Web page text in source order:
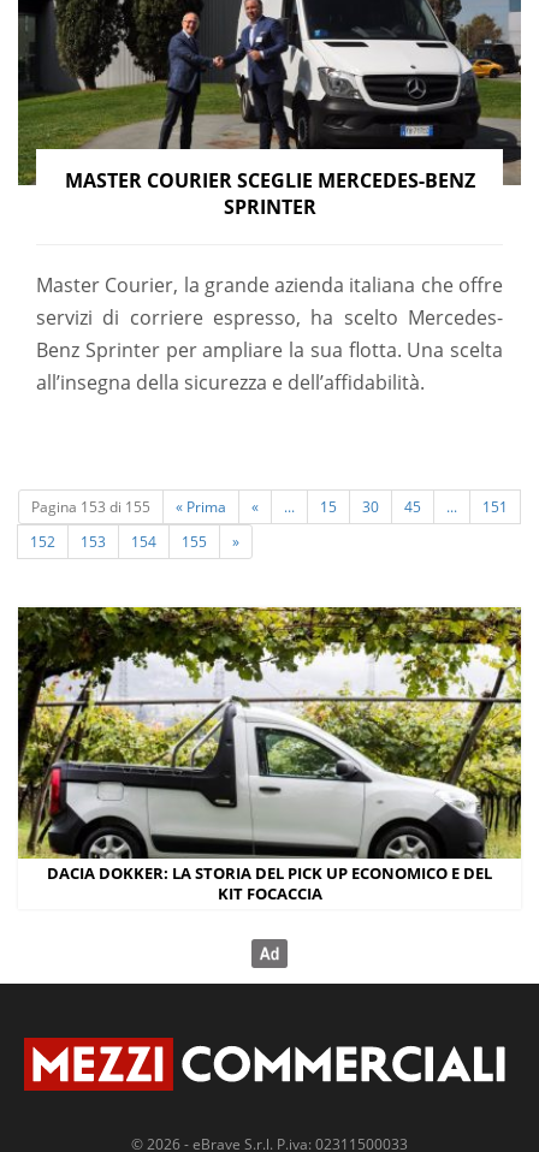
MASTER COURIER SCEGLIE MERCEDES-BENZ
SPRINTER
Master Courier, la grande azienda italiana che offre
servizi di corriere espresso, ha scelto Mercedes-
Benz Sprinter per ampliare la sua flotta. Una scelta
all’insegna della sicurezza e dell’affidabilità.
Pagina 153 di 155 « Prima « ... 15 30 45 ...
151
152
153 154 155 »
DACIA DOKKER: LA STORIA DEL PICK UP ECONOMICO E DEL
KIT FOCACCIA
© 2026 - eBrave S.r.l. P.iva: 02311500033